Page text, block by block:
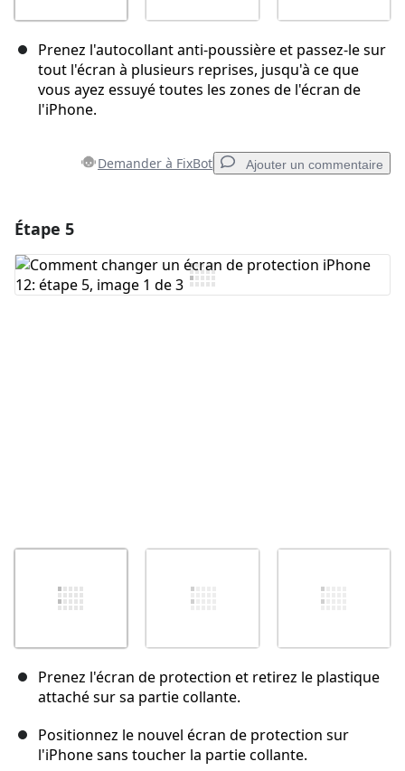
Prenez l'autocollant anti-poussière et passez-le sur
tout l'écran à plusieurs reprises, jusqu'à ce que
vous ayez essuyé toutes les zones de l'écran de
l'iPhone.
Demander à FixBot Ajouter un commentaire
Ajouter un commentaire
Étape 5
Prenez l'écran de protection et retirez le plastique
attaché sur sa partie collante.
Positionnez le nouvel écran de protection sur
l'iPhone sans toucher la partie collante.